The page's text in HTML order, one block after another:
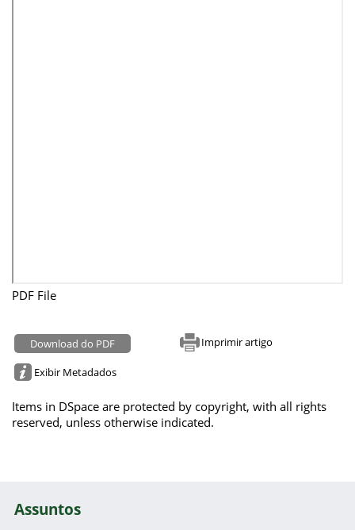
PDF File
Download do PDF Imprimir artigo
Exibir Metadados
Items in DSpace are protected by copyright, with all rights
reserved, unless otherwise indicated.
Assuntos